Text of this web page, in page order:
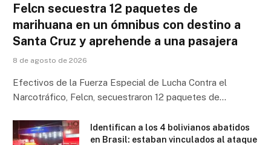
Felcn secuestra 12 paquetes de
marihuana en un ómnibus con destino a
Santa Cruz y aprehende a una pasajera
8 de agosto de 2026
Efectivos de la Fuerza Especial de Lucha Contra el
Narcotráfico, Felcn, secuestraron 12 paquetes de…
Identifican a los 4 bolivianos abatidos
en Brasil: estaban vinculados al ataque